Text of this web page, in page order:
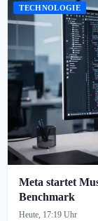
TECHNOLOGIE
Meta startet
Benchmark
Heute, 17:19 Uhr